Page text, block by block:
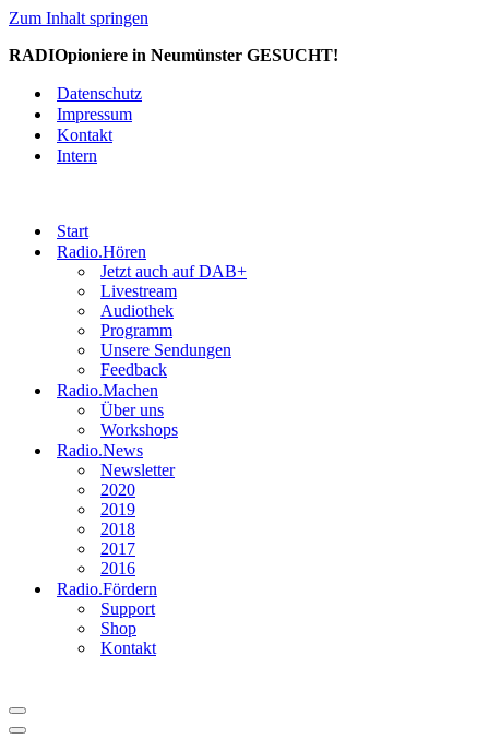
Zum Inhalt springen
RADIOpioniere in Neumünster GESUCHT!
Datenschutz
Impressum
Kontakt
Intern
Start
Radio.Hören
Jetzt auch auf DAB+
Livestream
Audiothek
Programm
Unsere Sendungen
Feedback
Radio.Machen
Über uns
Workshops
Radio.News
Newsletter
2020
2019
2018
2017
2016
Radio.Fördern
Support
Shop
Kontakt
Navigationsmenü
Navigationsmenü